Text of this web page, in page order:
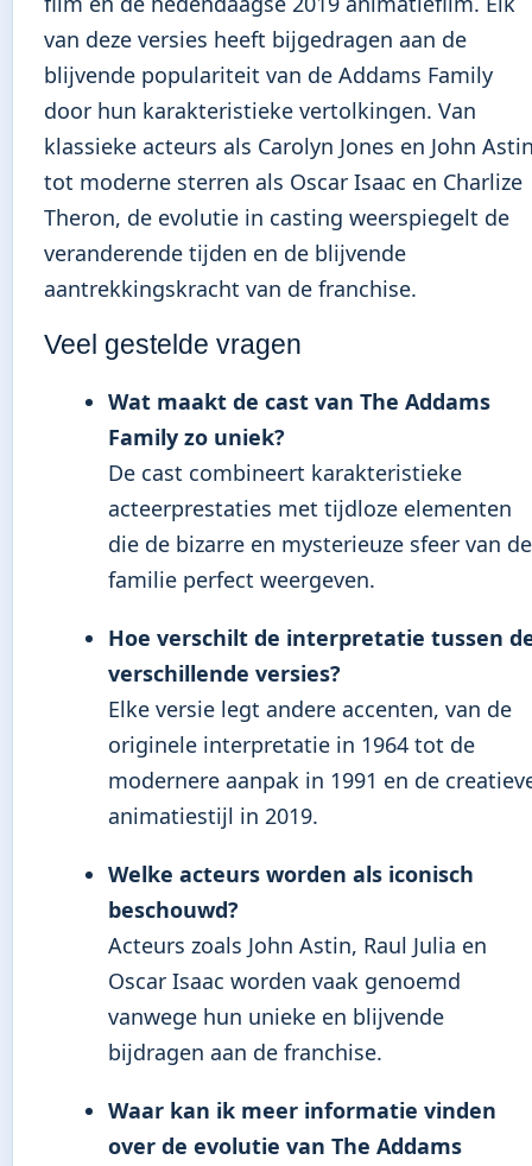
van deze versies heeft bijgedragen aan de
blijvende populariteit van de Addams Family
door hun karakteristieke vertolkingen. Van
klassieke acteurs als Carolyn Jones en John
tot moderne sterren als Oscar Isaac en Charlize
Theron, de evolutie in casting weerspiegelt de
veranderende tijden en de blijvende
aantrekkingskracht van de franchise.
Veel gestelde vragen
Wat maakt de cast van The Addams
Family zo uniek?
De cast combineert karakteristieke
acteerprestaties met tijdloze elementen
die de bizarre en mysterieuze sfeer van de
familie perfect weergeven.
Hoe verschilt de interpretatie tussen
verschillende versies?
Elke versie legt andere accenten, van de
originele interpretatie in 1964 tot de
modernere aanpak in 1991 en de
animatiestijl in 2019.
Welke acteurs worden als iconisch
beschouwd?
Acteurs zoals John Astin, Raul Julia en
Oscar Isaac worden vaak genoemd
vanwege hun unieke en blijvende
bijdragen aan de franchise.
Waar kan ik meer informatie vinden
over de evolutie van The Addams